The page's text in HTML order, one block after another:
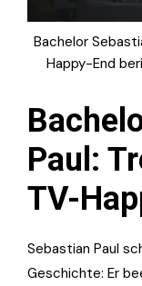
Bachelor
Happy-End
Paul:
TV-
Sebastian Paul
Geschichte: Er